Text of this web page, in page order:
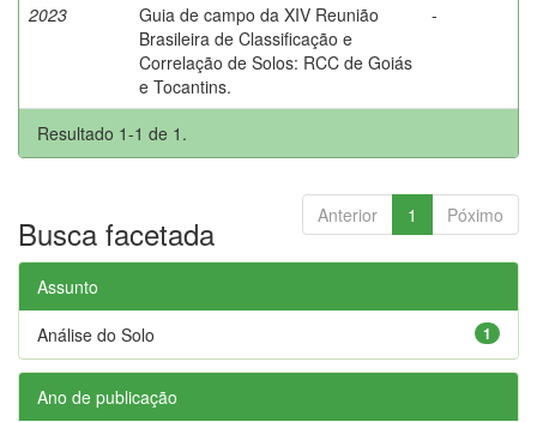
2023
Guia de campo da XIV Reunião
Brasileira de Classificação e
Correlação de Solos: RCC de Goiás
e Tocantins.
-
Resultado 1-1 de 1.
Anterior 1 Póximo
Busca facetada
Assunto
1
Análise do Solo
Ano de publicação